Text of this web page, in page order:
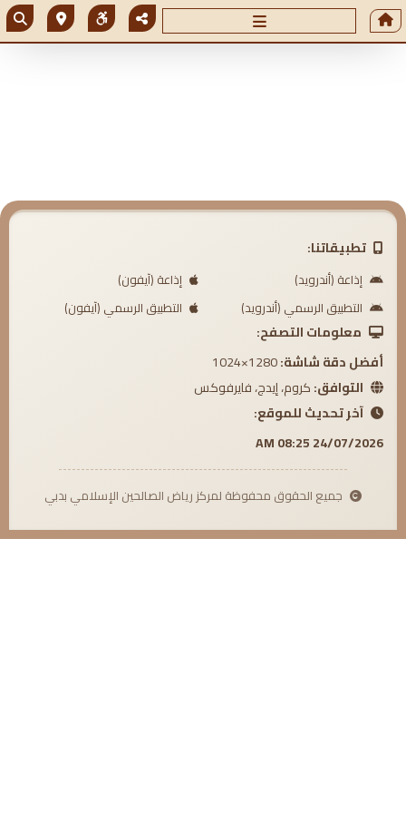
تطبيقاتنا:
إذاعة (أندرويد)
إذاعة (آيفون)
التطبيق الرسمي (أندرويد)
التطبيق الرسمي (آيفون)
معلومات التصفح:
أفضل دقة شاشة:
التوافق:كروم، إيدج، فايرفوكس
آخر تحديث للموقع:
24/07/2026 08:25 AM
جميع الحقوق محفوظة لمركز رياض الصالحين الإسلامي بدبي